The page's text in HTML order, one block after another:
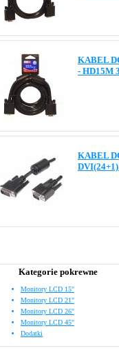
KABEL
- HD15M
KABEL
Kategorie pokrewne
Monitory LCD 15"
Monitory LCD 21"
Monitory LCD 26"
Monitory LCD 45"
Dodatki